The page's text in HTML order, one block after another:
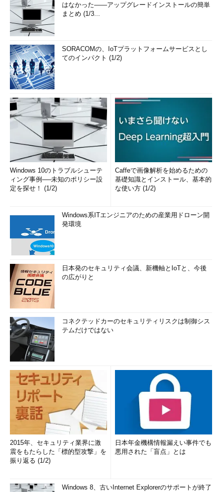
はなかった――アップグレードインストールの簡単
まとめ (1/3...
SORACOMの、IoTプラットフォームサービスとし
てのインパクト (1/2)
Windows 10のトラブルシューテ
ィング事例──未知のポリシー設
定を探せ！ (1/2)
Caffeで画像解析を始めるための
基礎知識とインストール、基本的
な使い方 (1/2)
Windows系ITエンジニアのための産業用ドローン開
発環境
日本発のセキュリティ会議、新機軸とIoTと、今後
の広がりと
コネクテッドカーのセキュリティリスクは制御シス
テムだけではない
2015年、セキュリティ業界に激
震をもたらした「標的型攻撃」を
振り返る (1/2)
日本年金機構情報漏えい事件でも
悪用された「盲点」とは
Windows 8、古いInternet Explorerのサポートが終了